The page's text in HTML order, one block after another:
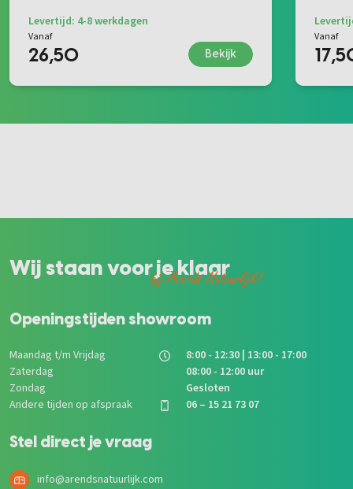
Levertijd: 4-8 werkdagen
Vanaf
26,50 Bekijk
Vanaf
Wij staan voor je klaar
bij Arends Natuurlijk!
Openingstijden showroom
Maandag t/m Vrijdag
8:00 - 12:30 | 13:00 - 17:00
Zaterdag
08:00 - 12:00 uur
Zondag
Gesloten
Andere tijden op afspraak
06 – 15 21 73 07
Stel direct je vraag
info@arendsnatuurlijk.com